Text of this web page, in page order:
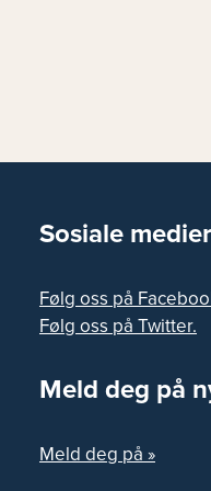
Sosiale medier
Følg oss på
Følg oss på Twitter.
Meld deg på
Meld deg på »